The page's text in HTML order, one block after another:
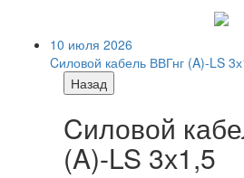
10 июля 2026
Cиловой кабель ВВГнг (A)-LS
Назад
Cиловой
(A)-LS 3х1,5